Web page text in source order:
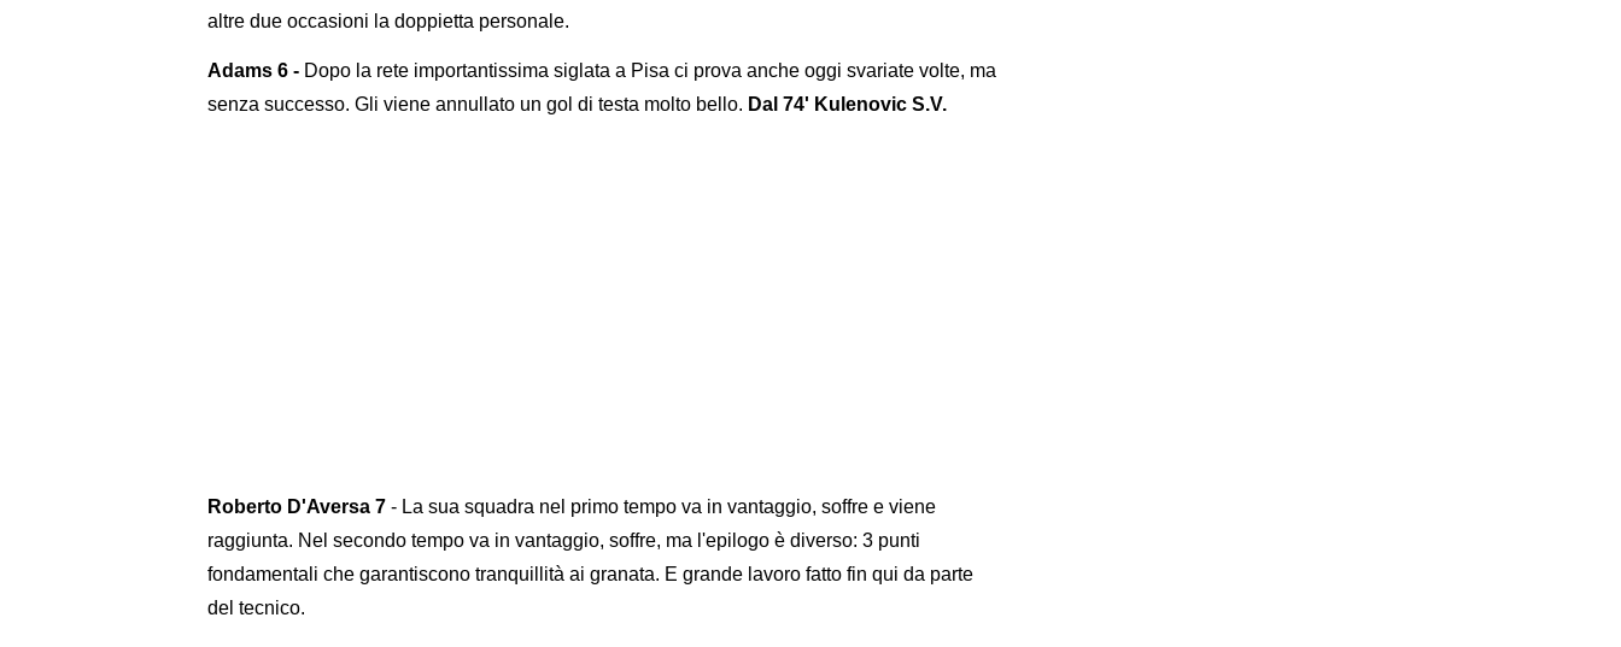
altre due occasioni la doppietta personale.
Adams 6 - Dopo la rete importantissima siglata a Pisa ci prova anche oggi svariate volte, ma
senza successo. Gli viene annullato un gol di testa molto bello. Dal 74' Kulenovic S.V.
Roberto D'Aversa 7 - La sua squadra nel primo tempo va in vantaggio, soffre e viene
raggiunta. Nel secondo tempo va in vantaggio, soffre, ma l'epilogo è diverso: 3 punti
fondamentali che garantiscono tranquillità ai granata. E grande lavoro fatto fin qui da parte
del tecnico.